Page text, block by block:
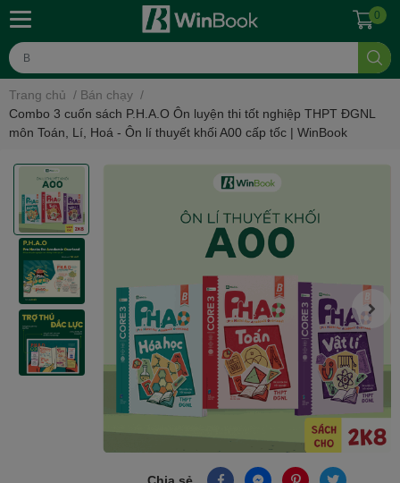
0
Trang chủ / Bán chạy /
Combo 3 cuốn sách P.H.A.O Ôn luyện thi tốt nghiệp THPT ĐGNL
môn Toán, Lí, Hoá - Ôn lí thuyết khối A00 cấp tốc | WinBook
Chia sẻ